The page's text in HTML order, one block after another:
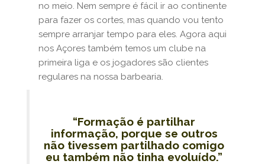
no meio. Nem sempre é fácil ir ao continente
para fazer os cortes, mas quando vou tento
sempre arranjar tempo para eles. Agora aqui
nos Açores também temos um clube na
primeira liga e os jogadores são clientes
regulares na nossa barbearia.
“Formação é partilhar
informação, porque se outros
não tivessem partilhado comigo
eu também não tinha evoluído.”